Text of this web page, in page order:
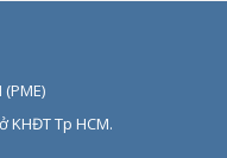
(PME)
KHĐT Tp HCM.